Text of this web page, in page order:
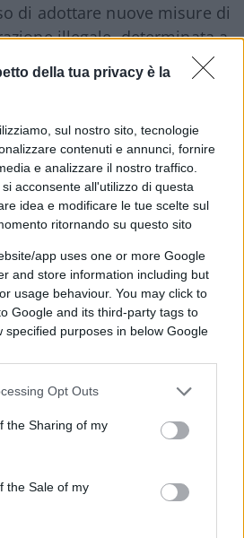
della tua privacy è la
sul nostro sito, tecnologie
contenuti e annunci, fornire
e analizzare il nostro traffico.
acconsente all'utilizzo di questa
idea e modificare le tue scelte sul
ritornando su questo sito
app uses one or more Google
and store information including but
usage behaviour. You may click to
Google and its third-party tags to
specified purposes in below Google
Opt Outs
the Sharing of my
the Sale of my
di adottare nuove misure di
illegale, determinata a
di violare le
materia e di adottare
in Gran Bretagna 45.756
per cento in più che nel
da quando il governo
a registrare gli arrivi nel
inoltre sono state
d’asilo, il numero più
Sunak, in continuità con
del suo
drastici
di comando piccole
convergono forze militari e